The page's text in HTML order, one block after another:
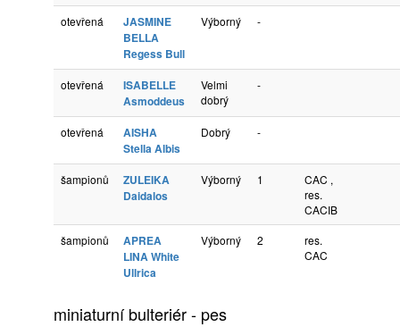
otevřená
JASMINE
BELLA
Regess Bull
Výborný -
otevřená
ISABELLE
Asmoddeus
Velmi
dobrý
-
otevřená
AISHA
Stella Albis
Dobrý -
šampionů
ZULEIKA
Daidalos
Výborný 1
CAC ,
res.
CACIB
šampionů
APREA
LINA White
Ullrica
Výborný 2
res.
CAC
miniaturní bulteriér - pes